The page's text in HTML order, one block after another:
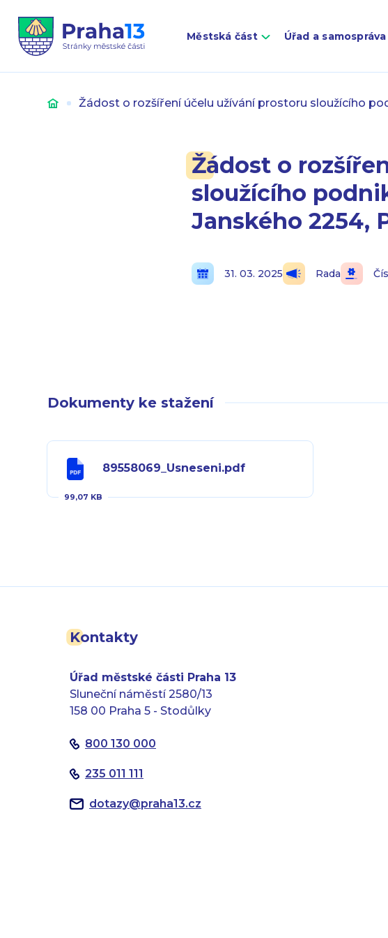
Městská část Úřad a samospráva
Úvod Žádost o rozšíření účelu užívání prostoru sloužícího
Žádost o
sloužícího
Janského 2254,
31. 03. 2025 Rada
Dokumenty ke stažení
89558069_Usneseni.pdf
99,07 KB
Kontakty
Úřad městské části Praha 13
Sluneční náměstí 2580/13
158 00 Praha 5 - Stodůlky
800 130 000
235 011 111
dotazy@praha13.cz